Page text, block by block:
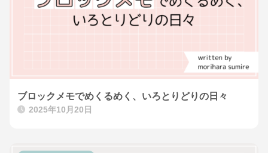
ブロックメモでめくるめく、いろとりどりの日々
2025年10月20日